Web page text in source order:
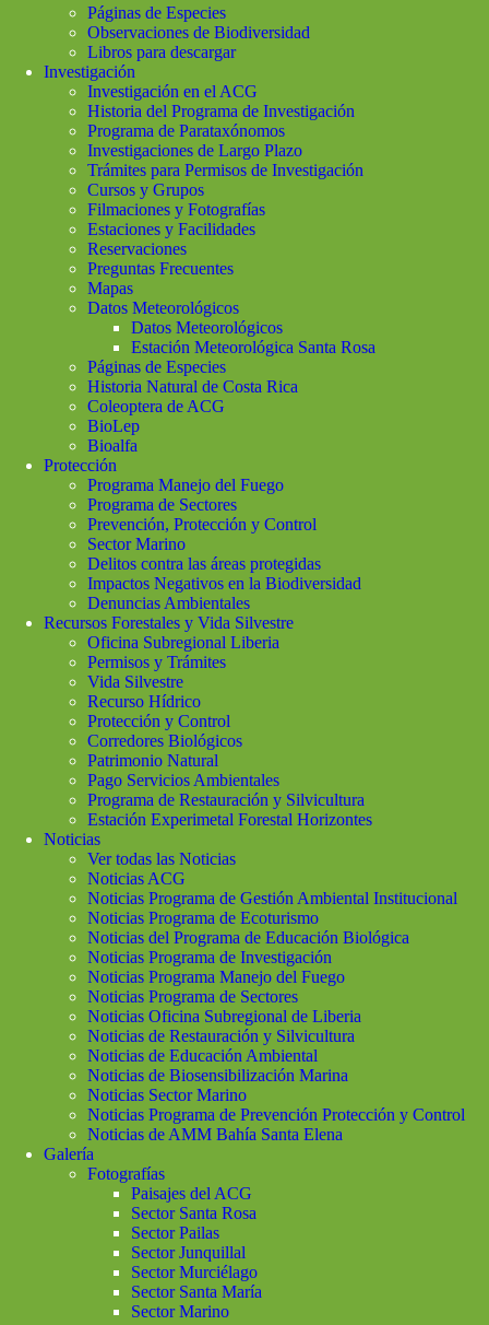
Páginas de Especies
Observaciones de Biodiversidad
Libros para descargar
Investigación
Investigación en el ACG
Historia del Programa de Investigación
Programa de Parataxónomos
Investigaciones de Largo Plazo
Trámites para Permisos de Investigación
Cursos y Grupos
Filmaciones y Fotografías
Estaciones y Facilidades
Reservaciones
Preguntas Frecuentes
Mapas
Datos Meteorológicos
Datos Meteorológicos
Estación Meteorológica Santa Rosa
Páginas de Especies
Historia Natural de Costa Rica
Coleoptera de ACG
BioLep
Bioalfa
Protección
Programa Manejo del Fuego
Programa de Sectores
Prevención, Protección y Control
Sector Marino
Delitos contra las áreas protegidas
Impactos Negativos en la Biodiversidad
Denuncias Ambientales
Recursos Forestales y Vida Silvestre
Oficina Subregional Liberia
Permisos y Trámites
Vida Silvestre
Recurso Hídrico
Protección y Control
Corredores Biológicos
Patrimonio Natural
Pago Servicios Ambientales
Programa de Restauración y Silvicultura
Estación Experimetal Forestal Horizontes
Noticias
Ver todas las Noticias
Noticias ACG
Noticias Programa de Gestión Ambiental Institucional
Noticias Programa de Ecoturismo
Noticias del Programa de Educación Biológica
Noticias Programa de Investigación
Noticias Programa Manejo del Fuego
Noticias Programa de Sectores
Noticias Oficina Subregional de Liberia
Noticias de Restauración y Silvicultura
Noticias de Educación Ambiental
Noticias de Biosensibilización Marina
Noticias Sector Marino
Noticias Programa de Prevención Protección y Control
Noticias de AMM Bahía Santa Elena
Galería
Fotografías
Paisajes del ACG
Sector Santa Rosa
Sector Pailas
Sector Junquillal
Sector Murciélago
Sector Santa María
Sector Marino